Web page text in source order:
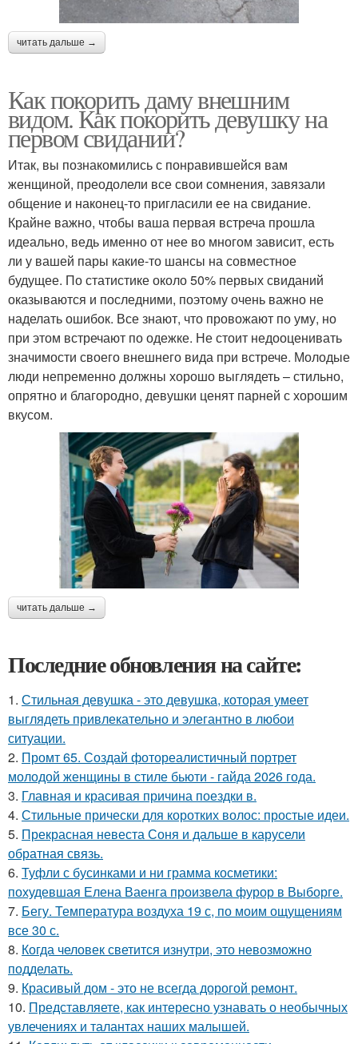
читать дальше →
Как покорить даму внешним
видом. Как покорить девушку на
первом свидании?
Итак, вы познакомились с понравившейся вам
женщиной, преодолели все свои сомнения, завязали
общение и наконец-то пригласили ее на свидание.
Крайне важно, чтобы ваша первая встреча прошла
идеально, ведь именно от нее во многом зависит, есть
ли у вашей пары какие-то шансы на совместное
будущее. По статистике около 50% первых свиданий
оказываются и последними, поэтому очень важно не
наделать ошибок. Все знают, что провожают по уму, но
при этом встречают по одежке. Не стоит недооценивать
значимости своего внешнего вида при встрече. Молодые
люди непременно должны хорошо выглядеть – стильно,
опрятно и благородно, девушки ценят парней с хорошим
вкусом.
читать дальше →
Последние обновления на сайте:
1. Стильная девушка - это девушка, которая умеет
выглядеть привлекательно и элегантно в любои
ситуации.
2. Промт 65. Создай фотореалистичный портрет
молодой женщины в стиле бьюти - гайда 2026 года.
3. Главная и красивая причина поездки в.
4. Стильные прически для коротких волос: простые идеи.
5. Прекрасная невеста Соня и дальше в карусели
обратная связь.
6. Туфли с бусинками и ни грамма косметики:
похудевшая Елена Ваенга произвела фурор в Выборге.
7. Бегу. Температура воздуха 19 с, по моим ощущениям
все 30 с.
8. Когда человек светится изнутри, это невозможно
подделать.
9. Красивый дом - это не всегда дорогой ремонт.
10. Представляете, как интересно узнавать о необычных
увлечениях и талантах наших малышей.